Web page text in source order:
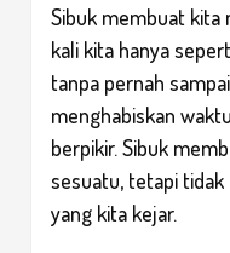
Sibuk membuat kita
kali kita hanya
tanpa pernah
menghabiskan
berpikir. Sibuk
sesuatu, tetapi
yang kita kejar.